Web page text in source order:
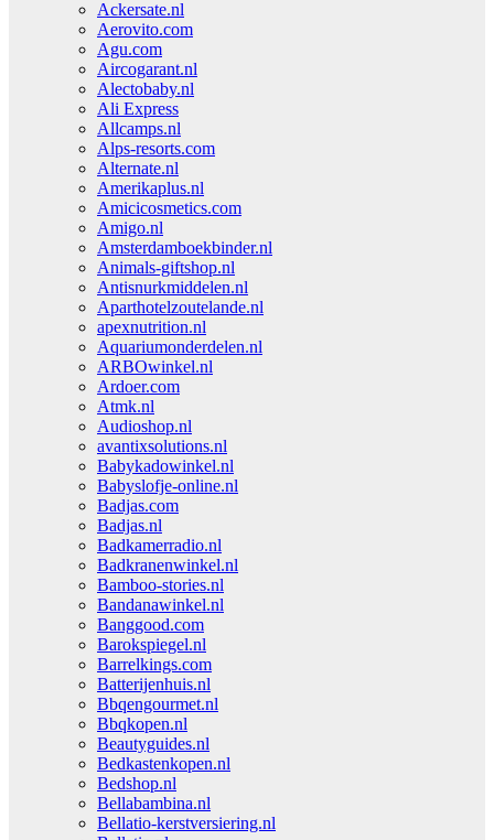
Ackersate.nl
Aerovito.com
Agu.com
Aircogarant.nl
Alectobaby.nl
Ali Express
Allcamps.nl
Alps-resorts.com
Alternate.nl
Amerikaplus.nl
Amicicosmetics.com
Amigo.nl
Amsterdamboekbinder.nl
Animals-giftshop.nl
Antisnurkmiddelen.nl
Aparthotelzoutelande.nl
apexnutrition.nl
Aquariumonderdelen.nl
ARBOwinkel.nl
Ardoer.com
Atmk.nl
Audioshop.nl
avantixsolutions.nl
Babykadowinkel.nl
Babyslofje-online.nl
Badjas.com
Badjas.nl
Badkamerradio.nl
Badkranenwinkel.nl
Bamboo-stories.nl
Bandanawinkel.nl
Banggood.com
Barokspiegel.nl
Barrelkings.com
Batterijenhuis.nl
Bbqengourmet.nl
Bbqkopen.nl
Beautyguides.nl
Bedkastenkopen.nl
Bedshop.nl
Bellabambina.nl
Bellatio-kerstversiering.nl